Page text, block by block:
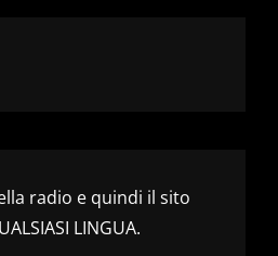
radio e quindi il sito
LINGUA.